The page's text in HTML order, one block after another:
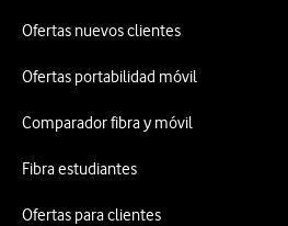
Ofertas nuevos clientes
Ofertas portabilidad móvil
Comparador fibra y móvil
Fibra estudiantes
Ofertas para clientes